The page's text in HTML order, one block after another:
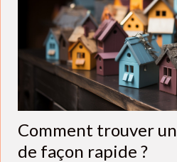
Comment trouver un logement social
de façon rapide ?